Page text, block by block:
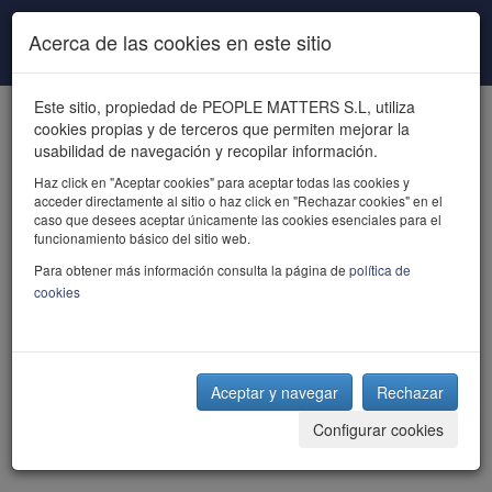
Pasar al contenido principal
powered by talent
Acerca de las cookies en este sitio
Este sitio, propiedad de PEOPLE MATTERS S.L, utiliza
cookies propias y de terceros que permiten mejorar la
usabilidad de navegación y recopilar información.
Haz click en "Aceptar cookies" para aceptar todas las cookies y
acceder directamente al sitio o haz click en "Rechazar cookies" en el
caso que desees aceptar únicamente las cookies esenciales para el
funcionamiento básico del sitio web.
Para obtener más información consulta la página de política de
cookies
Aceptar y navegar
Rechazar
Configurar cookies